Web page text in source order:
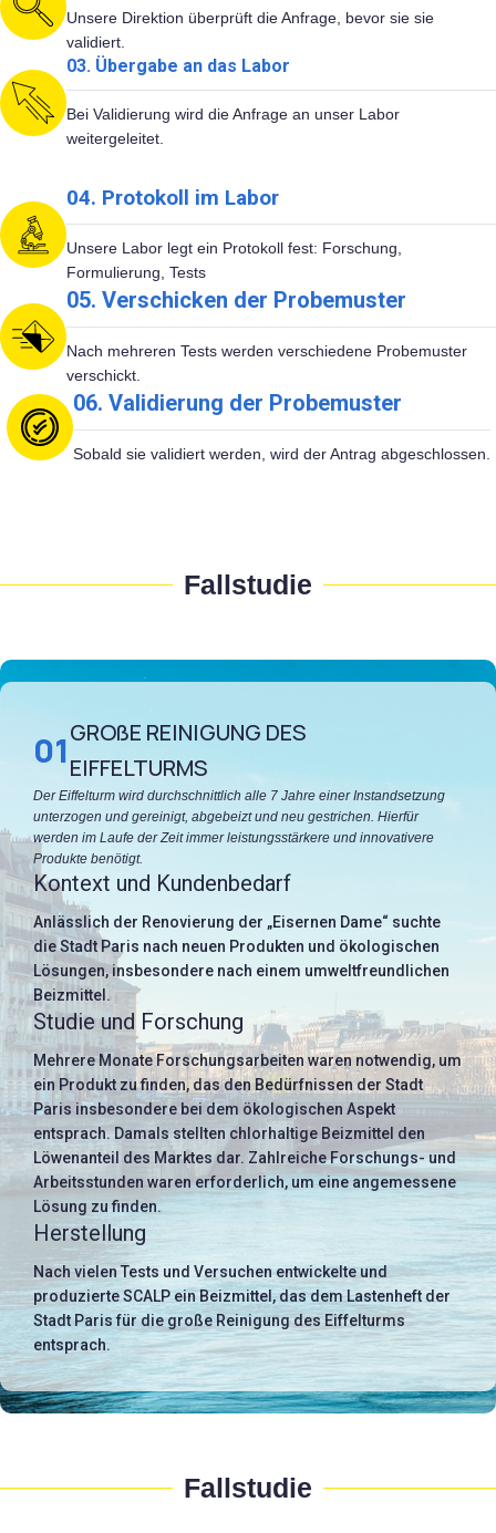
Unsere Direktion überprüft die Anfrage, bevor sie sie
validiert.
03. Übergabe an das Labor
Bei Validierung wird die Anfrage an unser Labor
weitergeleitet.
04. Protokoll im Labor
Unsere Labor legt ein Protokoll fest: Forschung,
Formulierung, Tests
05. Verschicken der Probemuster
Nach mehreren Tests werden verschiedene Probemuster
verschickt.
06. Validierung der Probemuster
Sobald sie validiert werden, wird der Antrag abgeschlossen.
Fallstudie
01GROßE REINIGUNG DES
EIFFELTURMS
Der Eiffelturm wird durchschnittlich alle 7 Jahre einer Instandsetzung
unterzogen und gereinigt, abgebeizt und neu gestrichen. Hierfür
werden im Laufe der Zeit immer leistungsstärkere und innovativere
Produkte benötigt.
Kontext und Kundenbedarf
Anlässlich der Renovierung der „Eisernen Dame“ suchte
die Stadt Paris nach neuen Produkten und ökologischen
Lösungen, insbesondere nach einem umweltfreundlichen
Beizmittel.
Studie und Forschung
Mehrere Monate Forschungsarbeiten waren notwendig, um
ein Produkt zu finden, das den Bedürfnissen der Stadt
Paris insbesondere bei dem ökologischen Aspekt
entsprach. Damals stellten chlorhaltige Beizmittel den
Löwenanteil des Marktes dar. Zahlreiche Forschungs- und
Arbeitsstunden waren erforderlich, um eine angemessene
Lösung zu finden.
Herstellung
Nach vielen Tests und Versuchen entwickelte und
produzierte SCALP ein Beizmittel, das dem Lastenheft der
Stadt Paris für die große Reinigung des Eiffelturms
entsprach.
Fallstudie